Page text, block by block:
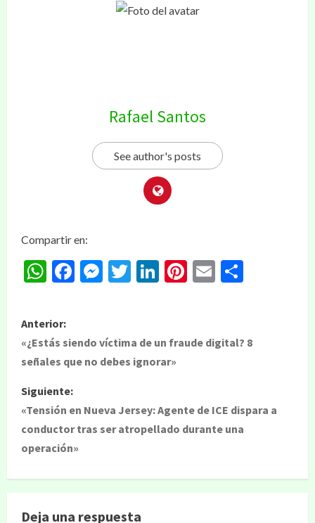
Rafael Santos
See author's posts
Compartir en:
WhatsApp
Facebook
Messenger
Twitter
LinkedIn
Pinterest
Email
Anterior:
«¿Estás siendo víctima de un fraude digital? 8
señales que no debes ignorar»
Siguiente:
«Tensión en Nueva Jersey: Agente de ICE dispara a
conductor tras ser atropellado durante una
operación»
Deja una respuesta